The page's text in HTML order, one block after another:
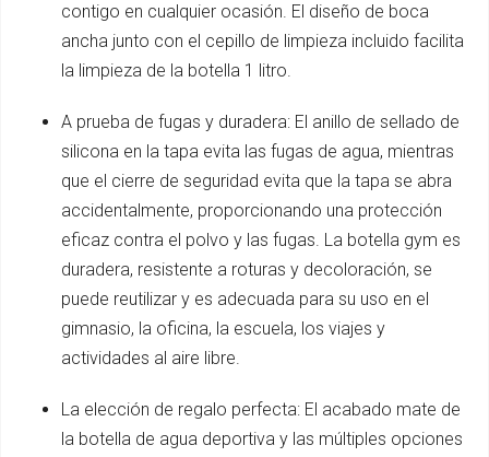
contigo en cualquier ocasión. El diseño de boca
ancha junto con el cepillo de limpieza incluido facilita
la limpieza de la botella 1 litro.
A prueba de fugas y duradera: El anillo de sellado de
silicona en la tapa evita las fugas de agua, mientras
que el cierre de seguridad evita que la tapa se abra
accidentalmente, proporcionando una protección
eficaz contra el polvo y las fugas. La botella gym es
duradera, resistente a roturas y decoloración, se
puede reutilizar y es adecuada para su uso en el
gimnasio, la oficina, la escuela, los viajes y
actividades al aire libre.
La elección de regalo perfecta: El acabado mate de
la botella de agua deportiva y las múltiples opciones